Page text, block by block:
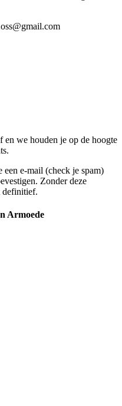
we houden je op de hoogte
e-mail (check je spam)
Zonder deze
definitief.
Armoede